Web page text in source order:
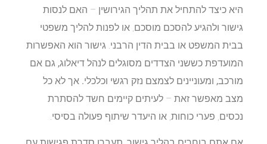
היא כיצד להתחיל את תהליך הגירושין – האם לנסות
גישור ולהגיע להסכם מוסכם, או לפנות להליך משפטי
בבית המשפט או בבית הדין הרבני.גישור הוא האפשרות
המועדפת כששני הצדדים מסוגלים לנהל דיאלוג, גם אם
מורכב, ומעוניינים לצמצם נזק רגשי וכלכלי.אך לא כל
מצב מאפשר זאת – לעיתים קיימים חשד להסתרת
נכסים, פערי כוחות, או היעדר שיתוף פעולה בסיסי.